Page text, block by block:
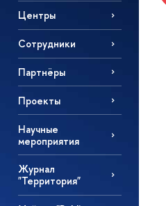
Центры
Сотрудники
Партнёры
Проекты
Научные
мероприятия
Журнал
"Территория"